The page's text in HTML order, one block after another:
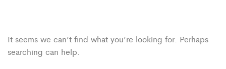
It seems we can’t find what you’re looking for. Perhaps
searching can help.